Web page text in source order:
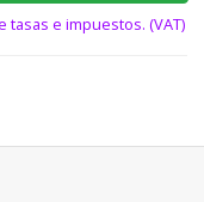
tasas e impuestos. (VAT)